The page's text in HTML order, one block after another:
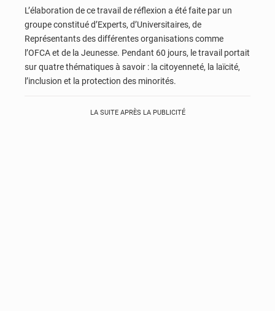
L’élaboration de ce travail de réflexion a été faite par un
groupe constitué d’Experts, d’Universitaires, de
Représentants des différentes organisations comme
l’OFCA et de la Jeunesse. Pendant 60 jours, le travail portait
sur quatre thématiques à savoir : la citoyenneté, la laïcité,
l’inclusion et la protection des minorités.
LA SUITE APRÈS LA PUBLICITÉ